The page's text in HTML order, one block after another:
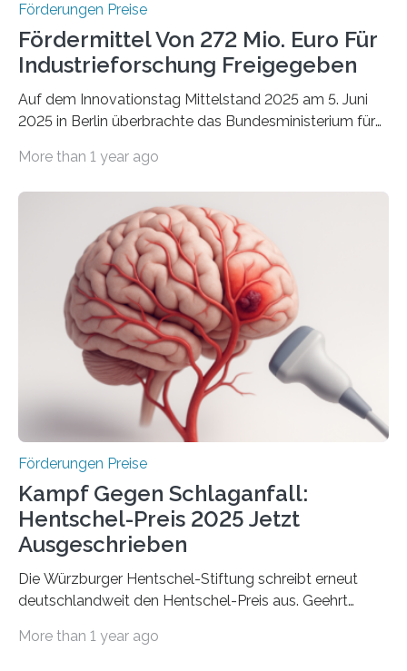
Förderungen Preise
Fördermittel Von 272 Mio. Euro Für
Industrieforschung Freigegeben
Auf dem Innovationstag Mittelstand 2025 am 5. Juni
2025 in Berlin überbrachte das Bundesministerium für
Überplanmäßige Verpflichtungsermächtigungen in
Woche vom Haushaltsausschuss freigegeben – unter
anderem zur Unterstützung der
Industrieforschungsprogramme Industrielle
Gemeinschaftsforschung (IGF), Zentrales
Innovationsprogramm Mittelstand (ZIM) und
Innovationskompetenz INNO-KOM. Auf dem
Innovationstag Mittelstand 2025 am 5. Juni 2025 in
Berlin überbrachte das Bundesministerium für
Wirtschaft und Energie eine gute Nachricht:
Überplanmäßige Verpflichtungsermächtigungen in
More than 1 year ago
Förderungen Preise
Kampf Gegen Schlaganfall:
Hentschel-Preis 2025 Jetzt
Ausgeschrieben
Die Würzburger Hentschel-Stiftung schreibt erneut
deutschlandweit den Hentschel-Preis aus. Geehrt
hochrangige wissenschaftliche Publikation zum Thema
More than 1 year ago